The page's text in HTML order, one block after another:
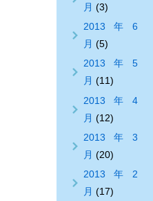
月 (3)
2013年6
月 (5)
2013年5
月 (11)
2013年4
月 (12)
2013年3
月 (20)
2013年2
月 (17)